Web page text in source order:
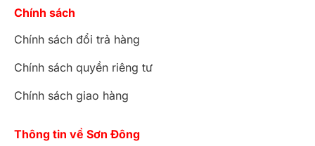
Chính sách
Chính sách đổi trả hàng
Chính sách quyền riêng tư
Chính sách giao hàng
Thông tin về Sơn Đông